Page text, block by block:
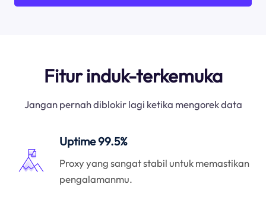
Fitur induk-terkemuka
Jangan pernah diblokir lagi ketika mengorek data
Uptime 99.5%
Proxy yang sangat stabil untuk memastikan
pengalamanmu.